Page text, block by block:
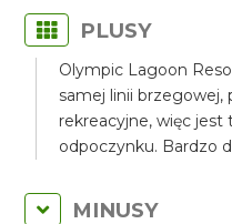
PLUSY
Olympic Lagoon
samej linii brzegowej,
rekreacyjne, więc
odpoczynku. Bardzo
MINUSY